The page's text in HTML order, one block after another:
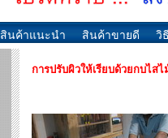
สินค้าแนะนำ สินค้าขายดี วิ
การปรับผิวให้เรียบด้วยกบไสไ